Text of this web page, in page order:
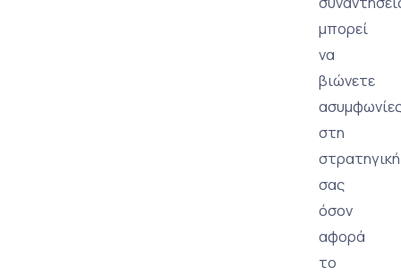
μπορεί
να
βιώνετε
στη
στρατηγική
σας
όσον
αφορά
το